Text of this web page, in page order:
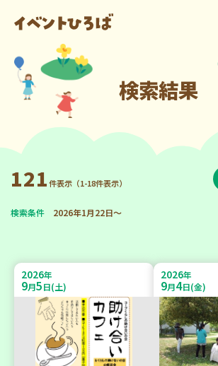
検索結果
121件表示（1-18件表示）
検索条件 2026年1月22日～
2026年
9月5日(土)
2026年
9月4日(金)